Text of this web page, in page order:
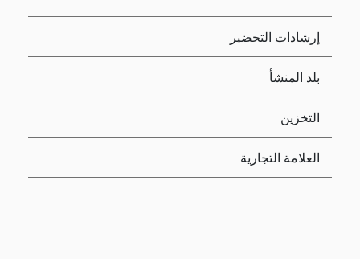
إرشادات التحضير
بلد المنشأ
التخزين
العلامة التجارية